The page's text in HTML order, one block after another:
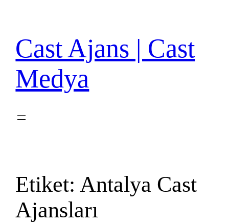
Cast Ajans | Cast
Medya
Etiket:Antalya Cast
Ajansları